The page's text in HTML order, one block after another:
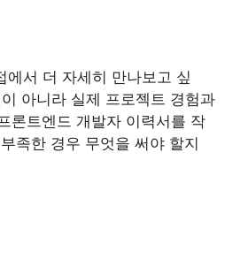
에서 더 자세히 만나보고 싶
아니라 실제 프로젝트 경험과
론트엔드 개발자 이력서를 작
족한 경우 무엇을 써야 할지